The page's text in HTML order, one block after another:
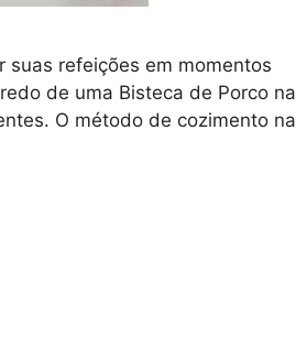
refeições em momentos
de uma Bisteca de Porco na
O método de cozimento na